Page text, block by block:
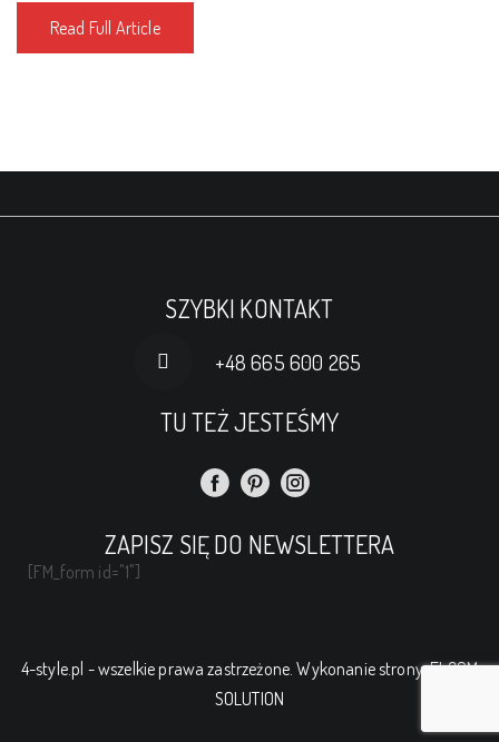
Read Full Article
SZYBKI KONTAKT
+48 665 600 265
TU TEŻ JESTEŚMY
ZAPISZ SIĘ DO NEWSLETTERA
[FM_form id="1"]
4-style.pl - wszelkie prawa zastrzeżone. Wykonanie strony:ELCOM
SOLUTION